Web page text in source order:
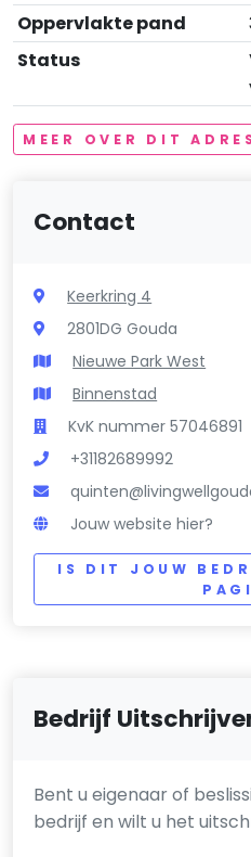
Oppervlakte pand
Status
MEER OVER DIT ADRES
Contact
Keerkring 4
2801DG Gouda
Nieuwe Park West
Binnenstad
KvK nummer 57046891
+31182689992
Jouw website hier?
IS DIT JOUW
Bedrijf
Bent u eigenaar of
bedrijf en wilt u het